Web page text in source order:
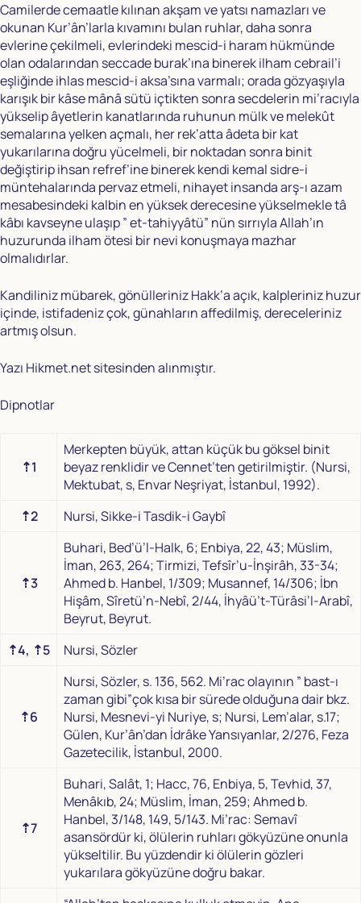
Camilerde cemaatle kılınan akşam ve yatsı namazları ve
okunan Kur’ân’larla kıvamını bulan ruhlar, daha sonra
evlerine çekilmeli, evlerindeki mescid-i haram hükmünde
olan odalarından seccade burak’ına binerek ilham cebrail’i
eşliğinde ihlas mescid-i aksa’sına varmalı; orada gözyaşıyla
karışık bir kâse mânâ sütü içtikten sonra secdelerin mi’racıyla
yükselip âyetlerin kanatlarında ruhunun mülk ve melekût
semalarına yelken açmalı, her rek’atta âdeta bir kat
yukarılarına doğru yücelmeli, bir noktadan sonra binit
değiştirip ihsan refref’ine binerek kendi kemal sidre-i
müntehalarında pervaz etmeli, nihayet insanda arş-ı azam
mesabesindeki kalbin en yüksek derecesine yükselmekle tâ
kâbı kavseyne ulaşıp ” et-tahiyyâtü” nün sırrıyla Allah’ın
huzurunda ilham ötesi bir nevi konuşmaya mazhar
olmalıdırlar.
Kandiliniz mübarek, gönülleriniz Hakk’a açık, kalpleriniz huzur
içinde, istifadeniz çok, günahların affedilmiş, dereceleriniz
artmış olsun.
Yazı Hikmet.netsitesinden alınmıştır.
Dipnotlar
⇡1
Merkepten büyük, attan küçük bu göksel binit
beyaz renklidir ve Cennet’ten getirilmiştir. (Nursi,
Mektubat, s, Envar Neşriyat, İstanbul, 1992).
⇡2
Nursi, Sikke-i Tasdik-i Gaybî
⇡3
Buhari, Bed’ü’l-Halk, 6; Enbiya, 22, 43; Müslim,
İman, 263, 264; Tirmizi, Tefsîr’u-İnşirâh, 33-34;
Ahmed b. Hanbel, 1/309; Musannef, 14/306; İbn
Hişâm, Sîretü’n-Nebî, 2/44, İhyâü’t-Türâsi’l-Arabî,
Beyrut, Beyrut.
⇡4, ⇡5 Nursi, Sözler
⇡6
Nursi, Sözler, s. 136, 562. Mi’rac olayının ” bast-ı
zaman gibi”çok kısa bir sürede olduğuna dair bkz.
Nursi, Mesnevi-yi Nuriye, s; Nursi, Lem’alar, s.17;
Gülen, Kur’ân’dan İdrâke Yansıyanlar, 2/276, Feza
Gazetecilik, İstanbul, 2000.
⇡7
Buhari, Salât, 1; Hacc, 76, Enbiya, 5, Tevhid, 37,
Menâkıb, 24; Müslim, İman, 259; Ahmed b.
Hanbel, 3/148, 149, 5/143. Mi’rac: Semavî
asansördür ki, ölülerin ruhları gökyüzüne onunla
yükseltilir. Bu yüzdendir ki ölülerin gözleri
yukarılara gökyüzüne doğru bakar.